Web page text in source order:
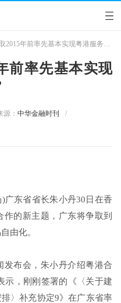
年前率先基本实现粤港服务贸易自由化”
前率先基本实现
源： 中华金融时刊
/
广东省省长朱小丹30日在香
的新主题，广东将争取到
由化。
发布会，朱小丹介绍粤港合
示，刚刚签署的《〈关于建
〉补充协定9》在广东省率